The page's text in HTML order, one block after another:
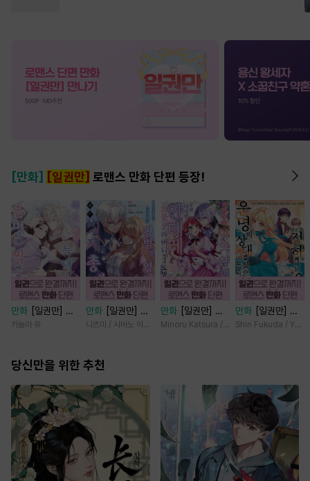
[만화] [일권만] 로맨스 만화 단편 등장!
만화
[일권만] 죽
을 뻔한 늑대가 운
카놀라 유
만화
[일권만] 모
든 것을 포기한 평
는다 [단행본]
나츠미 / 시바노 이즈미
만화
[일권만] 기
억상실 악역 영애
본]
Minoru Katsura / Mizune
만화
[일권만] 전
하께서는 오늘도
Shin Fukuda / Yoko
당신만을 위한 추천